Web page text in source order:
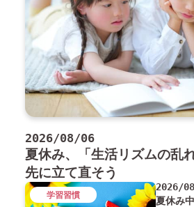
2026/08/06
夏休み、「生活リズムの乱
先に立て直そう
2026/
夏休み
学習習慣